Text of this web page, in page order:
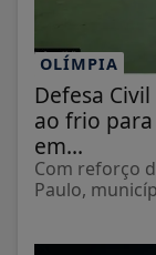
OLÍMPIA
Defesa
ao frio
em...
Com reforço
Paulo,